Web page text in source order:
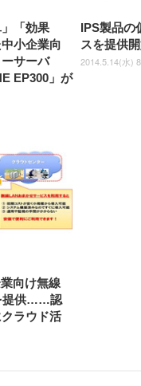
」「効果
小企業向
サーバ
EP300」が
IPS製品の
スを提供
2014.5.14(水)
向け無線
提供……認
ラウド活